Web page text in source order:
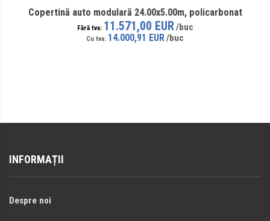
Copertină auto modulară 24.00x5.00m, policarbonat
14.000,91 EUR
11.571,00 EUR
INFORMAȚII
Despre noi